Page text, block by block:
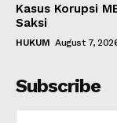
Kasus Korupsi
Saksi
HUKUM August 7,
Subscribe